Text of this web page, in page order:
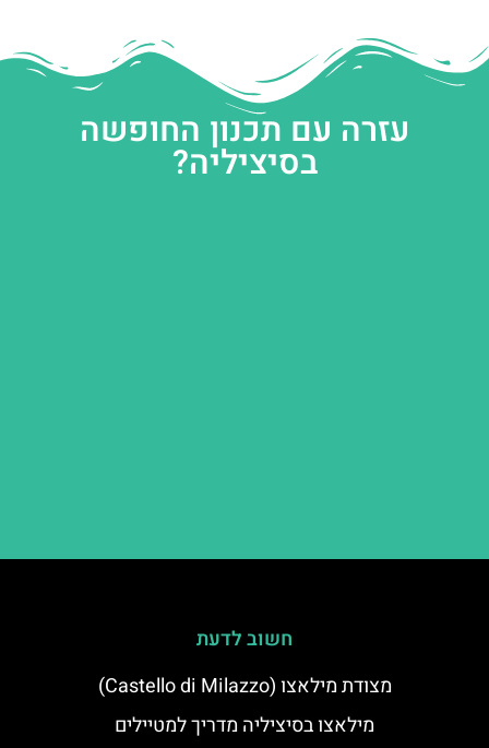
עזרה עם תכנון החופשה
בסיציליה?
חשוב לדעת
מצודת מילאצו (Castello di Milazzo)
מילאצו בסיציליה מדריך למטיילים